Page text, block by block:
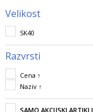
Velikost
SK40
Razvrsti
Cena ↑
Naziv ↑
SAMO AKCIJSKI ARTIKLI